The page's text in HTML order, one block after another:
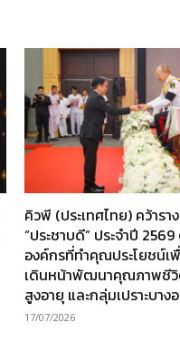
คิวพี (ประเทศไทย) คว้ารา
“ประชาบดี” ประจำปี
องค์กรที่ทำคุณประโยชน์เ
เดินหน้าพัฒนาคุณภาพชี
สูงอายุ และกลุ่มเปราะบาง
17/07/2026